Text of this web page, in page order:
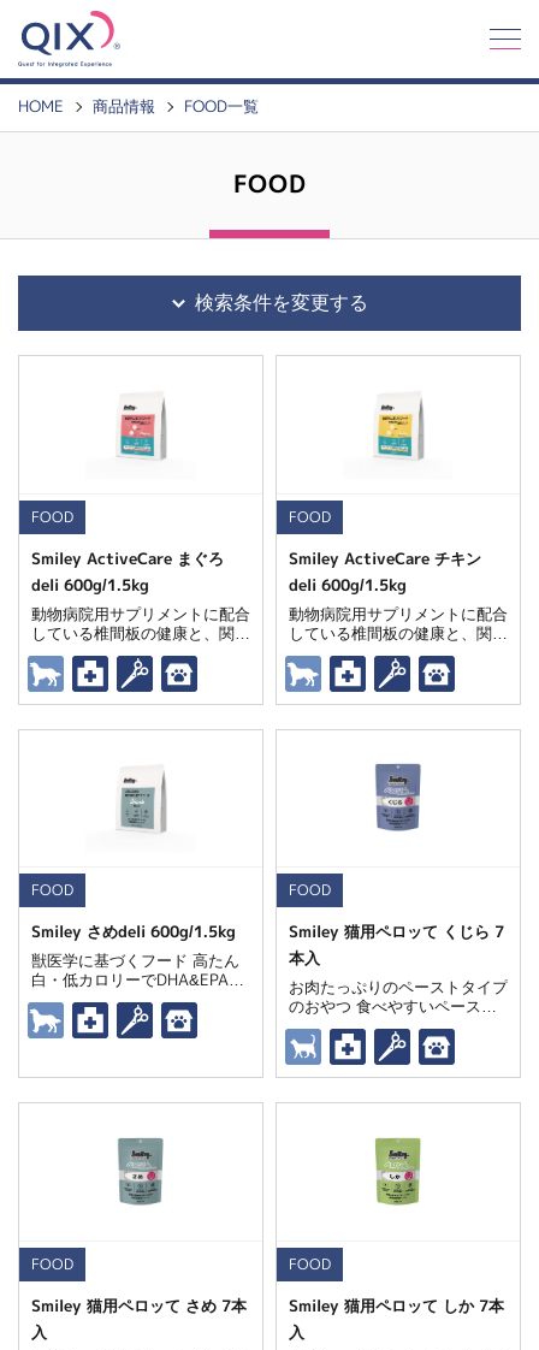
Q
X
HOME
商品情報 FOOD一覧
FOOD
FOOD
Smiley ActiveCare まぐろ
deli 600g/1.5kg
動物病院用サプリメントに配合
している椎間板の健康と、関節
の健康を維持する成分配合 DH
A＆EPAを含有した国産マグロ
肉を使用
FOOD
Smiley ActiveCare チキン
deli 600g/1.5kg
動物病院用サプリメントに配合
している椎間板の健康と、関節
の健康を維持する成分配合
FOOD
Smiley さめdeli 600g/1.5kg
獣医学に基づくフード 高たん
白・低カロリーでDHA&EPA、
コラーゲンが豊富な鮫生肉で愛
犬の健康と若々しさを維持
FOOD
Smiley 猫用ペロッて くじら 7
本入
お肉たっぷりのペーストタイプ
のおやつ 食べやすいペースト
状で、スムーズに栄養補給をサ
ポート 愛猫の健康をサポート
する獣医師推奨トリーツ
FOOD
Smiley 猫用ペロッて さめ 7本
入
FOOD
Smiley 猫用ペロッて しか 7本
入
検索条件を変更する